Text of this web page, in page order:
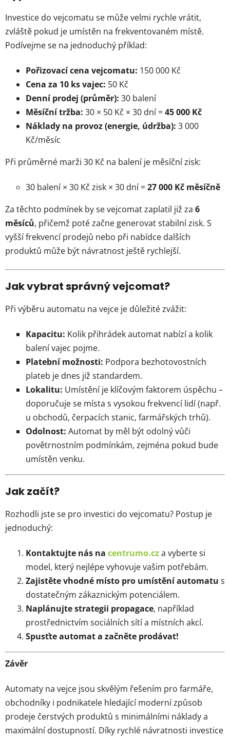
Investice do vejcomatu se může velmi rychle vrátit,
zvláště pokud je umístěn na frekventovaném místě.
Podívejme se na jednoduchý příklad:
Pořizovací cena vejcomatu: 150 000 Kč
Cena za 10 ks vajec: 50 Kč
Denní prodej (průměr): 30 balení
Měsíční tržba: 30 × 50 Kč × 30 dní =45 000 Kč
Náklady na provoz (energie, údržba): 3 000
Kč/měsíc
Při průměrné marži 30 Kč na balení je měsíční zisk:
30 balení × 30 Kč zisk × 30 dní =27 000 Kč měsíčně
Za těchto podmínek by se vejcomat zaplatil již za 6
měsíců, přičemž poté začne generovat stabilní zisk. S
vyšší frekvencí prodejů nebo při nabídce dalších
produktů může být návratnost ještě rychlejší.
Jak vybrat správný vejcomat?
Při výběru automatu na vejce je důležité zvážit:
Kapacitu: Kolik přihrádek automat nabízí a kolik
balení vajec pojme.
Platební možnosti: Podpora bezhotovostních
plateb je dnes již standardem.
Lokalitu: Umístění je klíčovým faktorem úspěchu –
doporučuje se místa s vysokou frekvencí lidí (např.
u obchodů, čerpacích stanic, farmářských trhů).
Odolnost: Automat by měl být odolný vůči
povětrnostním podmínkám, zejména pokud bude
umístěn venku.
Jak začít?
Rozhodli jste se pro investici do vejcomatu? Postup je
jednoduchý:
Kontaktujte nás na centrumo.cza vyberte si
model, který nejlépe vyhovuje vašim potřebám.
Zajistěte vhodné místo pro umístění automatu s
dostatečným zákaznickým potenciálem.
Naplánujte strategii propagace, například
prostřednictvím sociálních sítí a místních akcí.
Spusťte automat a začněte prodávat!
Závěr
Automaty na vejce jsou skvělým řešením pro farmáře,
obchodníky i podnikatele hledající moderní způsob
prodeje čerstvých produktů s minimálními náklady a
maximální dostupností. Díky rychlé návratnosti investice